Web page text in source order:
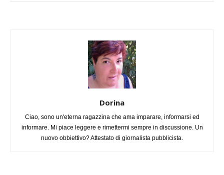
Dorina
Ciao, sono un'eterna ragazzina che ama imparare, informarsi ed
informare. Mi piace leggere e rimettermi sempre in discussione. Un
nuovo obbiettivo? Attestato di giornalista pubblicista.